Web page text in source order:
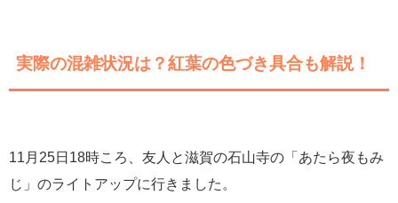
実際の混雑状況は？紅葉の色づき具合も解説！
11月25日18時ころ、友人と滋賀の石山寺の「あたら夜もみ
じ」のライトアップに行きました。